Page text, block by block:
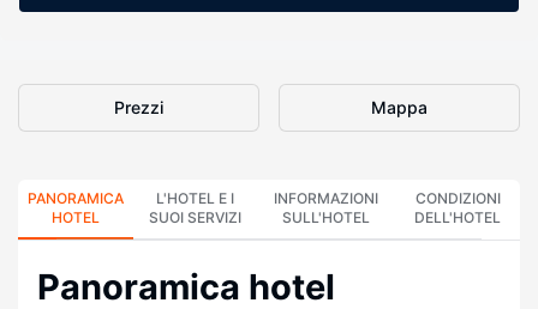
Prezzi Mappa
PANORAMICA
HOTEL
L'HOTEL E I
SUOI SERVIZI
INFORMAZIONI
SULL'HOTEL
CONDIZIONI
DELL'HOTEL
Panoramica hotel